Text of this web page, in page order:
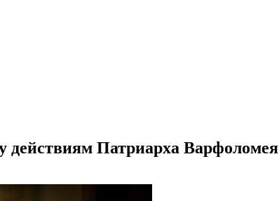
действиям Патриарха Варфоломея